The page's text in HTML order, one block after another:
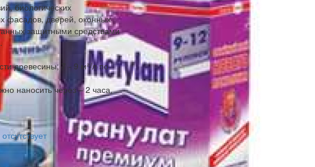
биологических
фасадов, дверей, оконных
защитными средствами
древесины; 7 - 9 м²/л по
наносить через – 2 часа,